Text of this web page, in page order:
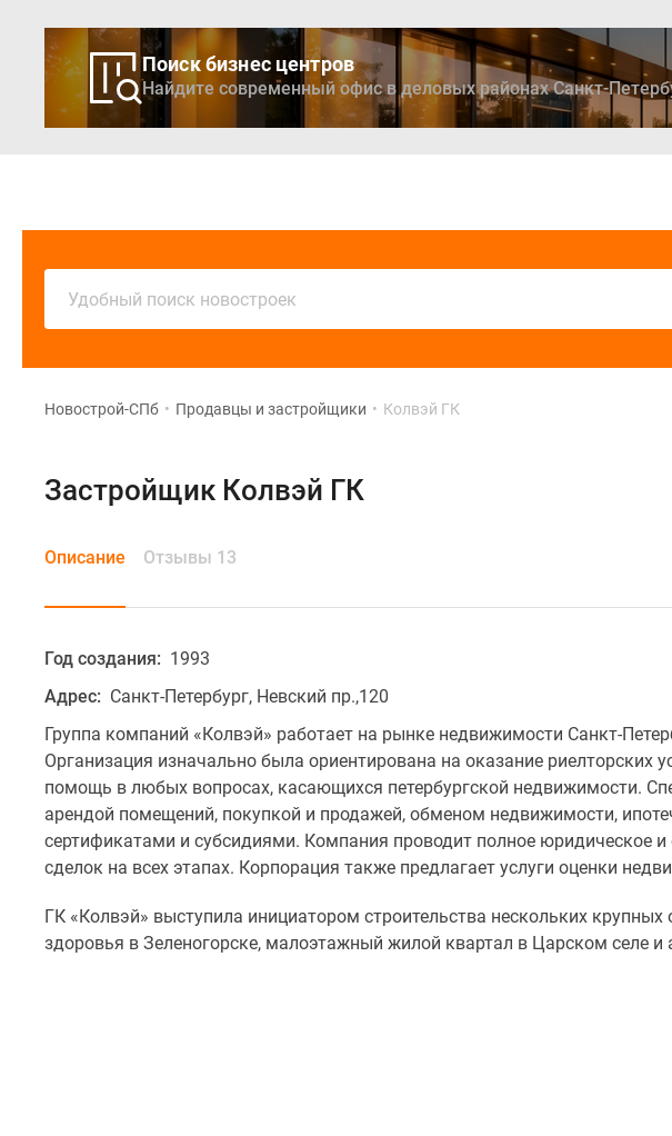
Поиск бизнес центров
Найдите современный офис в деловых районах Санкт-
Удобный поиск новостроек
Новострой-СПб • Продавцы и застройщики • Колвэй ГК
Застройщик Колвэй ГК
Описание Отзывы 13
Год создания: 1993
Адрес: Санкт-Петербург, Невский пр.,120
Группа компаний «Колвэй» работает на рынке недвижимости Санкт-
Организация изначально была ориентирована на оказание риелторских
помощь в любых вопросах, касающихся петербургской недвижимости.
арендой помещений, покупкой и продажей, обменом недвижимости,
сертификатами и субсидиями. Компания проводит полное юридическое
сделок на всех этапах. Корпорация также предлагает услуги оценки
ГК «Колвэй» выступила инициатором строительства нескольких
здоровья в Зеленогорске, малоэтажный жилой квартал в Царском селе и